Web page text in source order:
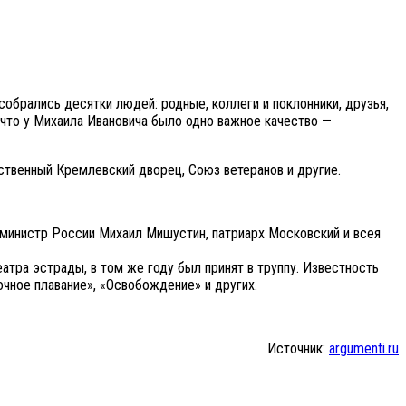
десятки людей: родные, коллеги и поклонники, друзья,
у Михаила Ивановича было одно важное качество —
Кремлевский дворец, Союз ветеранов и другие.
России Михаил Мишустин, патриарх Московский и всея
эстрады, в том же году был принят в труппу. Известность
плавание», «Освобождение» и других.
Источник: argumenti.ru